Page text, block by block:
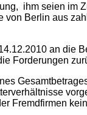
ihm seien im
Berlin aus
an die
Forderungen
Fremdfirmen